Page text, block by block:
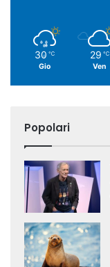
30 ℃
Gio
29 ℃
Ven
Popolari